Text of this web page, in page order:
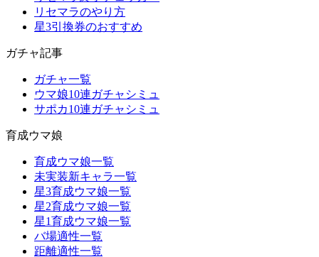
リセマラのやり方
星3引換券のおすすめ
ガチャ記事
ガチャ一覧
ウマ娘10連ガチャシミュ
サポカ10連ガチャシミュ
育成ウマ娘
育成ウマ娘一覧
未実装新キャラ一覧
星3育成ウマ娘一覧
星2育成ウマ娘一覧
星1育成ウマ娘一覧
バ場適性一覧
距離適性一覧